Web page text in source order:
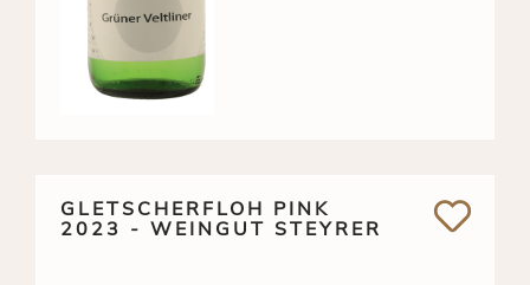
GLETSCHERFLOH PINK
2023 - WEINGUT STEYRER